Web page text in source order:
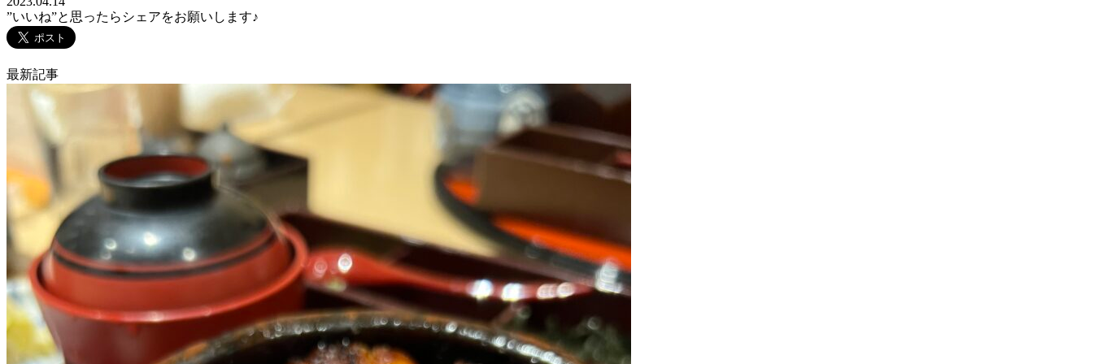
”いいね”と思ったらシェアをお願いします♪
最新記事